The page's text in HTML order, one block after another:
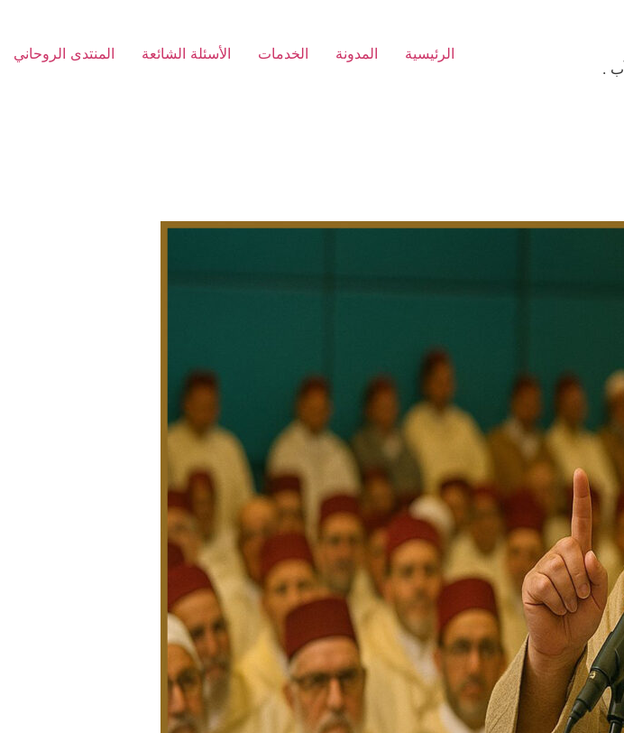
الرئيسية المدونة الخدمات الأسئلة الشائعة المنتدى الروحاني